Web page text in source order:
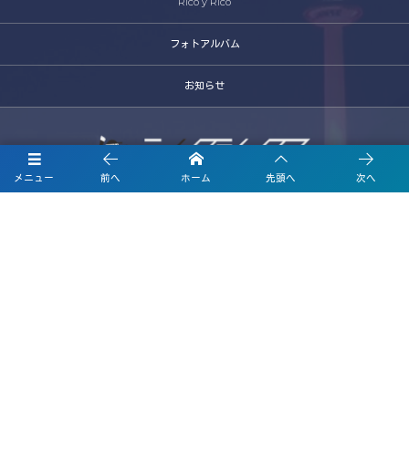
メニュー 前へ ホーム 先頭へ 次へ
フォトアルバム
お知らせ
〒600-8446